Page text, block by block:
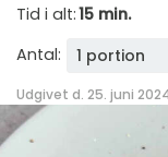
Tid i alt:15 min.
Antal:
1 portion
Udgivet d. 25. juni